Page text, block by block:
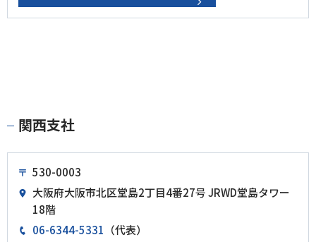
関西支社
530-0003
大阪府大阪市北区堂島2丁目4番27号 JRWD堂島タワー
18階
06-6344-5331 （代表）